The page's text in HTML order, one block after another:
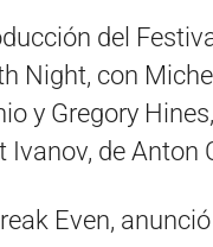
del
Night, con
y Gregory
de Anton
Even,